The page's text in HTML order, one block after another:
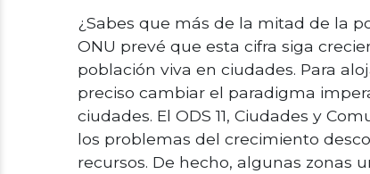
¿Sabes que más de la mitad de la
ONU prevé que esta cifra siga
población viva en ciudades. Para
preciso cambiar el paradigma
ciudades. El ODS 11, Ciudades y
los problemas del crecimiento
recursos. De hecho, algunas zonas